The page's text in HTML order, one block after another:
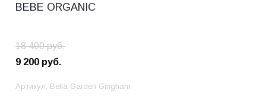
BEBE ORGANIC
18 400руб.
9 200 руб.
Артикул: Bella Garden Gingham